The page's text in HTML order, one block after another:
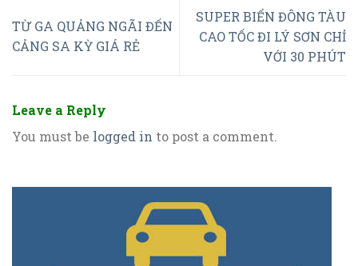
TỪ GA QUẢNG NGÃI ĐẾN
CẢNG SA KỲ GIÁ RẺ
SUPER BIỂN ĐÔNG TÀU
CAO TỐC ĐI LÝ SƠN CHỈ
VỚI 30 PHÚT
Leave a Reply
You must be logged in to post a comment.